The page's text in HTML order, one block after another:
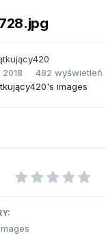
482 wyświetleń
images